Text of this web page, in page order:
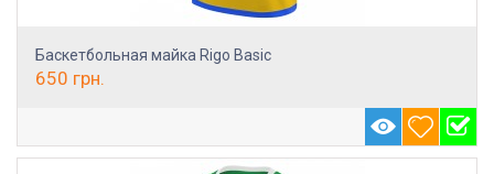
Баскетбольная майка Rigo Basic
650 грн.